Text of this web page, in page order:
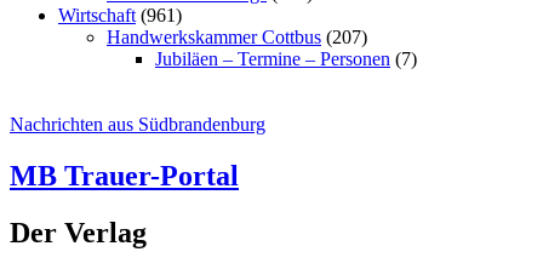
Wirtschaft (961)
Handwerkskammer Cottbus (207)
Jubiläen – Termine – Personen (7)
Nachrichten aus Südbrandenburg
MB Trauer-Portal
Der Verlag